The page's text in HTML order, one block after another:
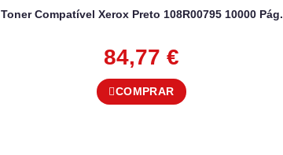
Toner Compatível Xerox Preto 108R00795 10000 Pág.
84,77 €
COMPRAR